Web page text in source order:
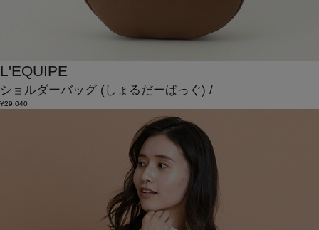
L'EQUIPE
ショルダーバッグ (しょるだーばっぐ) /
¥29,040